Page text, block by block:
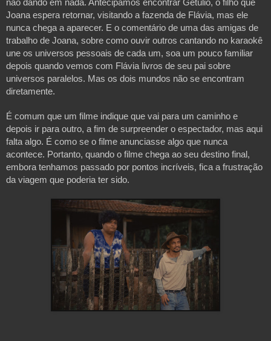
não dando em nada. Antecipamos encontrar Getúlio, o filho que
Joana espera retornar, visitando a fazenda de Flávia, mas ele
nunca chega a aparecer. E o comentário de uma das amigas de
trabalho de Joana, sobre como ouvir outros cantando no karaokê
une os universos pessoais de cada um, soa um pouco familiar
depois quando vemos com Flávia livros de seu pai sobre
universos paralelos. Mas os dois mundos não se encontram
diretamente.
É comum que um filme indique que vai para um caminho e
depois ir para outro, a fim de surpreender o espectador, mas aqui
falta algo. É como se o filme anunciasse algo que nunca
acontece. Portanto, quando o filme chega ao seu destino final,
embora tenhamos passado por pontos incríveis, fica a frustração
da viagem que poderia ter sido.